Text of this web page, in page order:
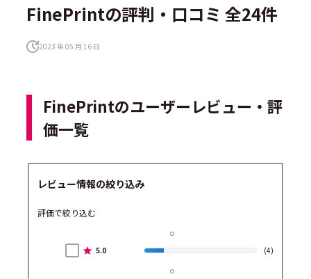
FinePrintの評判・口コミ 全24件
2023 年 05 月 16 日
FinePrintのユーザーレビュー・評
価一覧
レビュー情報の絞り込み
評価で絞り込む
5.0 (4)